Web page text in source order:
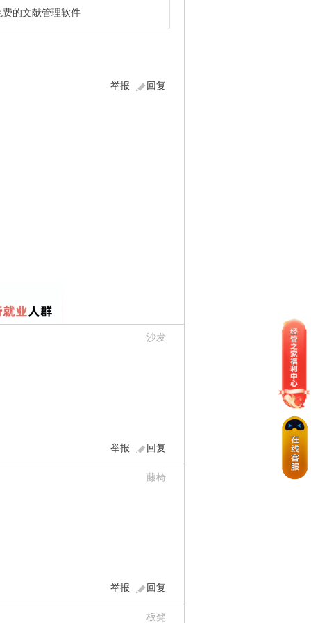
的文献管理软件
回复
举报
沙发
回复
举报
藤椅
回复
举报
板凳